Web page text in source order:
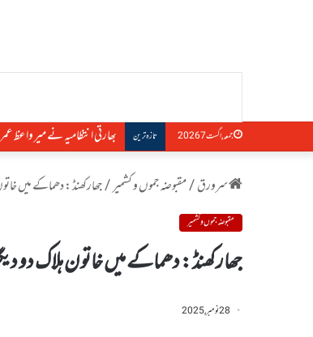
جمعہ, اگست 7 2026 تازہ ترین بھارتی انتظامیہ نے میر واعظ
سرورق/مقبوضہ جموں و کشمیر/جھارکھنڈ : دھماکے میں
مقبوضہ جموں و کشمیر
جھارکھنڈ : دھماکے میں خاتون ہلاک دو
28 نومبر, 2025